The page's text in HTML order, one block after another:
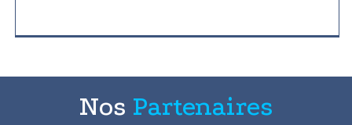
Nos Partenaires